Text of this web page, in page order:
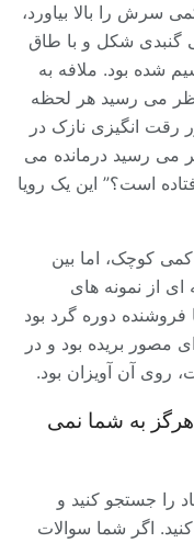
سرش را بالا بیاورد،
گنبدی شکل و با طاق
شده بود. ملافه به
می رسید هر لحظه
رقت انگیزی نازک در
می رسید درمانده می
است؟” این یک رویا
کمی کوچک، اما بین
ای از نمونه های
دوره گرد بود
مصور بریده بود و در
روی آن آویزان بود.
به شما نمی
را جستجو کنید و
اگر شما سوالات